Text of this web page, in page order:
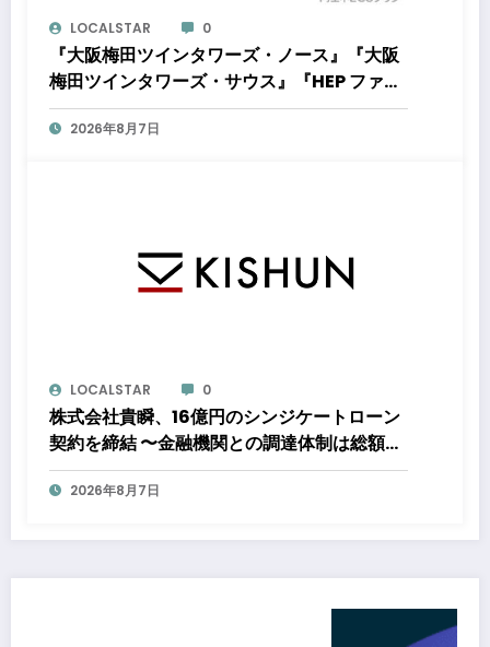
LOCALSTAR 0
『大阪梅田ツインタワーズ・ノース』『大阪
梅田ツインタワーズ・サウス』『HEP ファイ
ブ』において8月下旬から「オフサイト型コ
ーポレートPPA」による再生可能エネルギー
2026年8月7日
LOCALSTAR 0
株式会社貴瞬、16億円のシンジケートローン
契約を締結 〜金融機関との調達体制は総額約
80億円規模へ。DX・海外展開をはじめとし
た成長投資を加速～
2026年8月7日